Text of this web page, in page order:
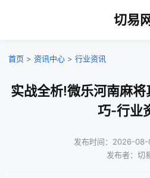
切易
首页 > 资讯中心 > 行业资讯
实战全析!微乐河南麻
巧-行业
发布时间：2026-08-
发布者：切